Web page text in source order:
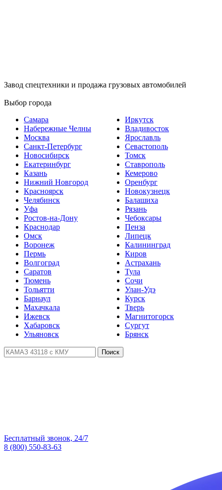
Завод спецтехники и продажа грузовых автомобилей
Выбор города
Самара
Набережные Челны
Москва
Санкт-Петербург
Новосибирск
Екатеринбург
Казань
Нижний Новгород
Красноярск
Челябинск
Уфа
Ростов-на-Дону
Краснодар
Омск
Воронеж
Пермь
Волгоград
Саратов
Тюмень
Тольятти
Барнаул
Махачкала
Ижевск
Хабаровск
Ульяновск
Иркутск
Владивосток
Ярославль
Севастополь
Томск
Ставрополь
Кемерово
Оренбург
Новокузнецк
Балашиха
Рязань
Чебоксары
Пенза
Липецк
Калининград
Киров
Астрахань
Тула
Сочи
Улан-Удэ
Курск
Тверь
Магнитогорск
Сургут
Брянск
Поиск
Бесплатный звонок, 24/7
8 (800) 550-83-63